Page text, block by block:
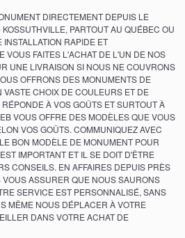
DIRECTEMENT DEPUIS LE
PARTOUT AU QUÉBEC OU
RAPIDE ET
VOUS FAITES L'ACHAT DE L'UN DE NOS
UNE LIVRAISON SI NOUS NE COUVRONS
OFFRONS DES MONUMENTS DE
CHOIX DE COULEURS ET DE
À VOS GOÛTS ET SURTOUT À
VOUS OFFRE DES MODÈLES QUE VOUS
VOS GOÛTS. COMMUNIQUEZ AVEC
BON MODÈLE DE MONUMENT POUR
IMPORTANT ET IL SE DOIT D'ÊTRE
CONSEILS. EN AFFAIRES DEPUIS PRÈS
ASSURER QUE NOUS SAURONS
SERVICE EST PERSONNALISÉ, SANS
MÊME NOUS DÉPLACER À VOTRE
DANS VOTRE ACHAT DE